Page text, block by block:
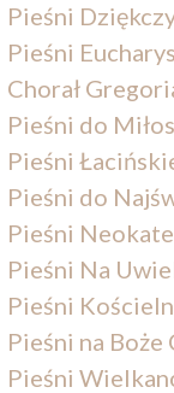
Pieśni
Pieśni
Chorał
Pieśni do
Pieśni
Pieśni do
Pieśni
Pieśni Na
Pieśni
Pieśni na Boże
Pieśni